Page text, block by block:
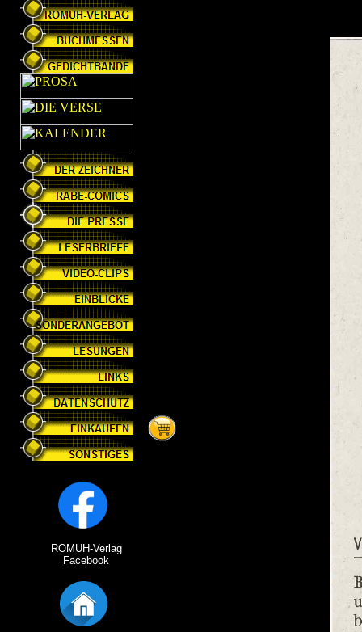
ROMUH-Verlag
Facebook